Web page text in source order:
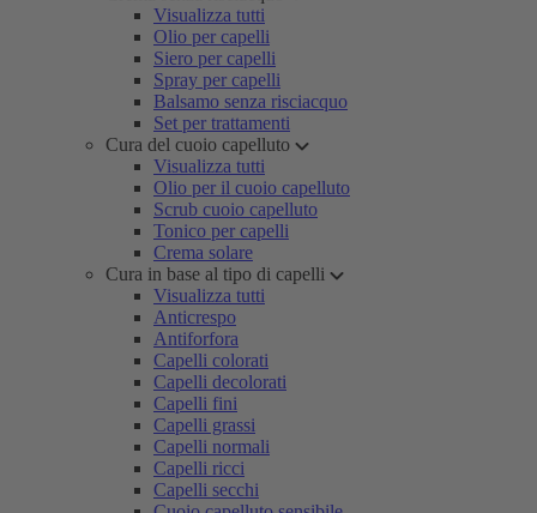
Visualizza tutti
Olio per capelli
Siero per capelli
Spray per capelli
Balsamo senza risciacquo
Set per trattamenti
Cura del cuoio capelluto
Visualizza tutti
Olio per il cuoio capelluto
Scrub cuoio capelluto
Tonico per capelli
Crema solare
Cura in base al tipo di capelli
Visualizza tutti
Anticrespo
Antiforfora
Capelli colorati
Capelli decolorati
Capelli fini
Capelli grassi
Capelli normali
Capelli ricci
Capelli secchi